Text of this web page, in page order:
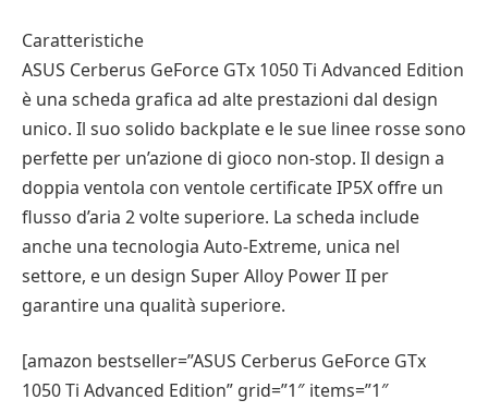
Caratteristiche
ASUS Cerberus GeForce GTx 1050 Ti Advanced Edition
è una scheda grafica ad alte prestazioni dal design
unico. Il suo solido backplate e le sue linee rosse sono
perfette per un’azione di gioco non-stop. Il design a
doppia ventola con ventole certificate IP5X offre un
flusso d’aria 2 volte superiore. La scheda include
anche una tecnologia Auto-Extreme, unica nel
settore, e un design Super Alloy Power II per
garantire una qualità superiore.
[amazon bestseller=”ASUS Cerberus GeForce GTx
1050 Ti Advanced Edition” grid=”1″ items=”1″